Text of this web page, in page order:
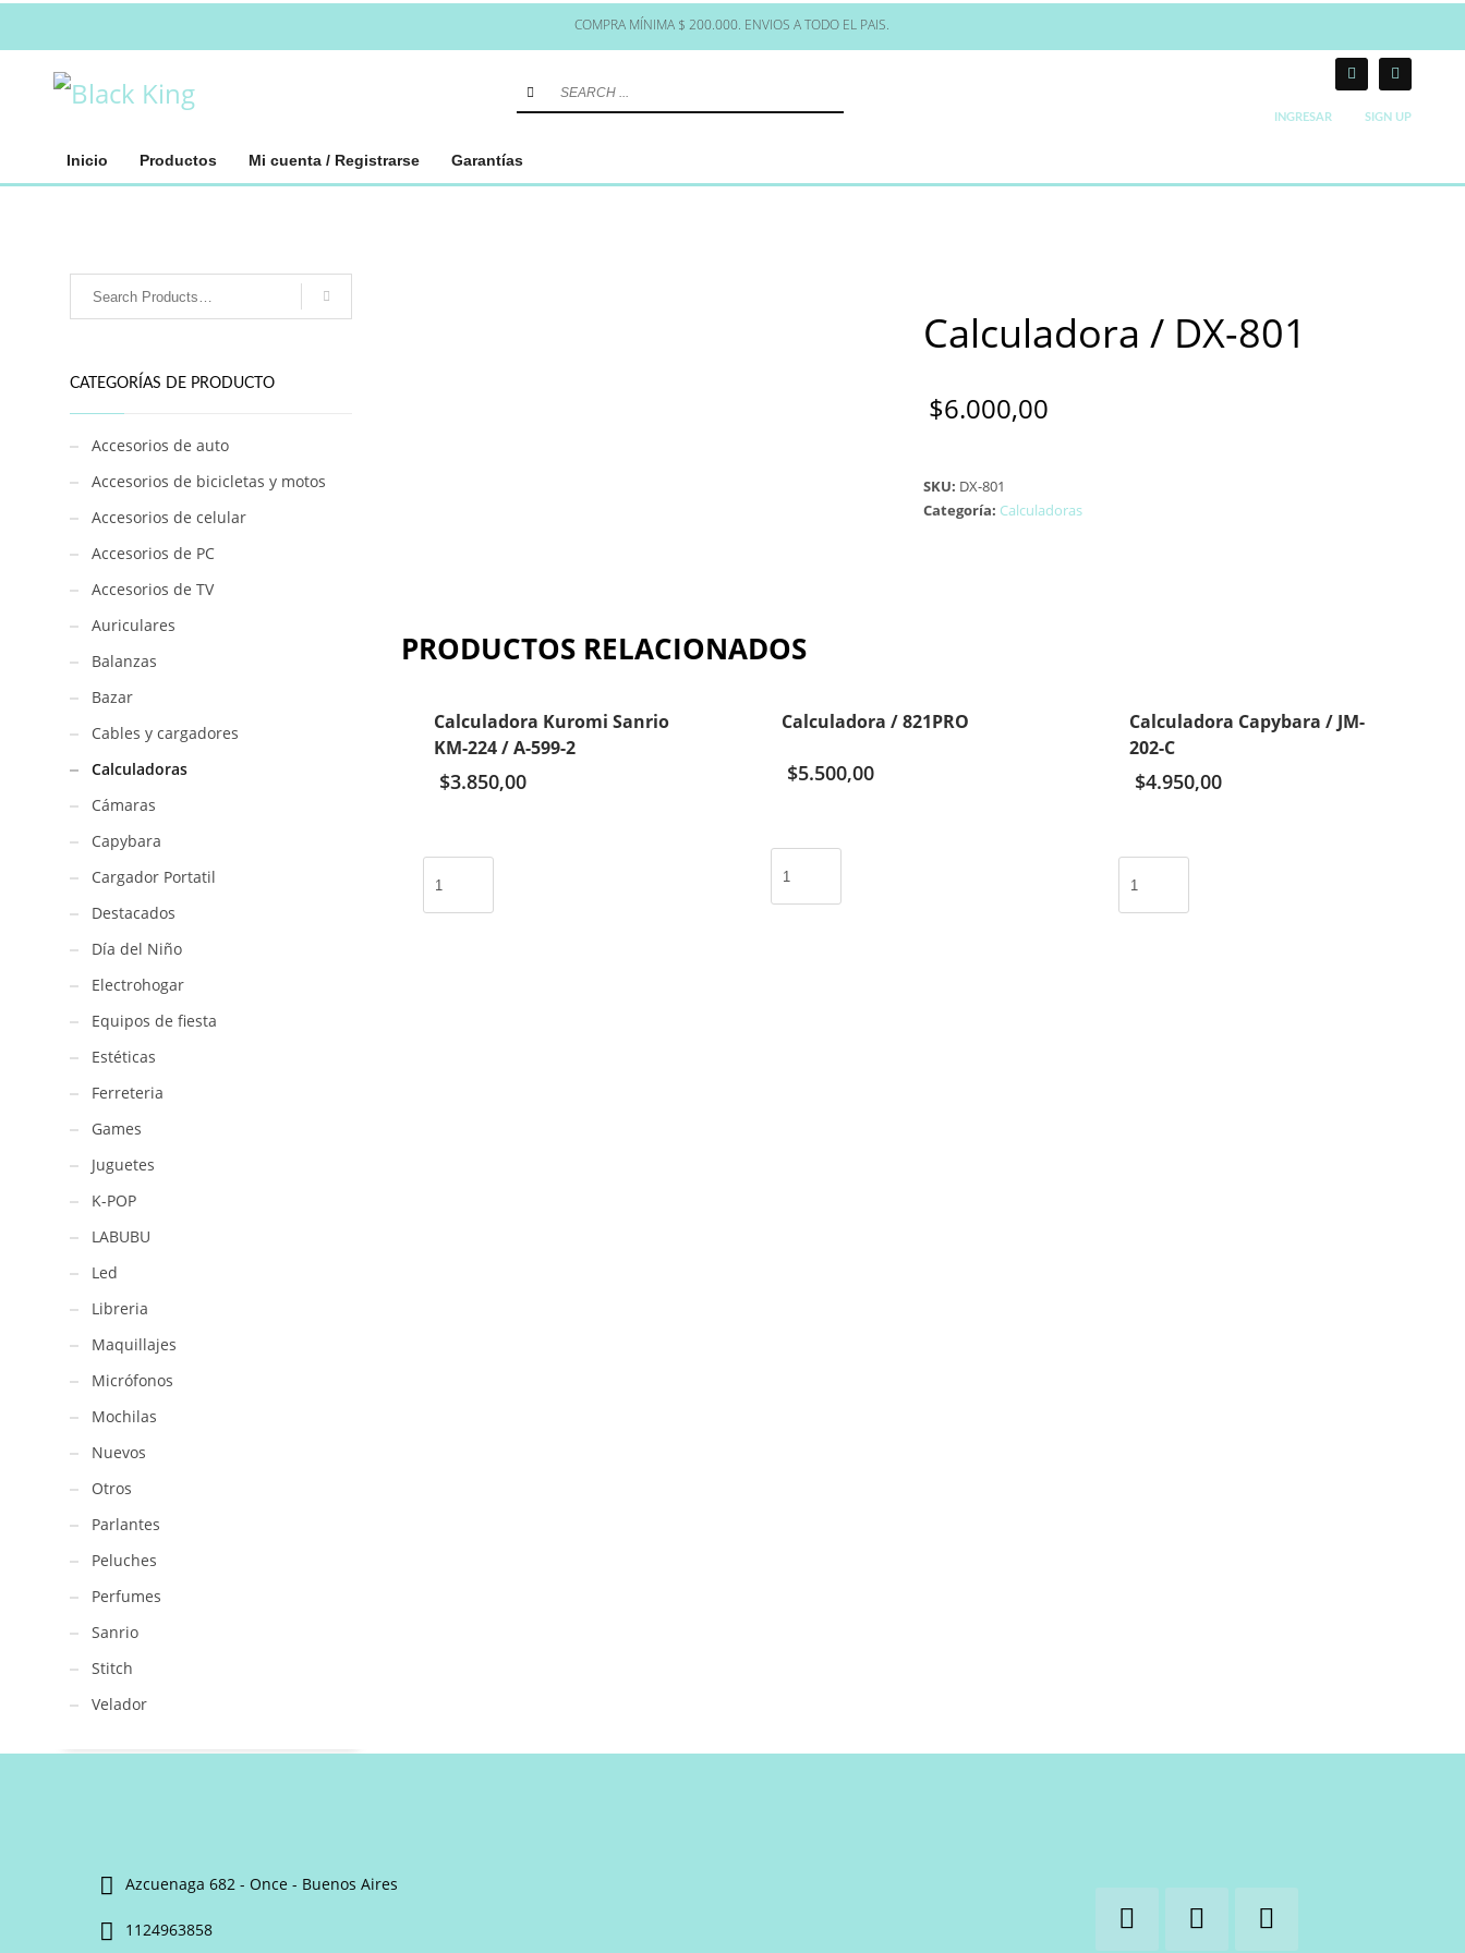
COMPRA MÍNIMA $ 200.000. ENVIOS A TODO EL PAIS.
INGRESAR SIGN UP
Inicio Productos Mi cuenta / Registrarse Garantías
Calculadora / DX-801
$6.000,00
SKU: DX-801
Categoría: Calculadoras
PRODUCTOS RELACIONADOS
Calculadora Kuromi Sanrio
KM-224 / A-599-2
$3.850,00
Kuromi
Sanrio
Calculadora / 821PRO
$5.500,00
821PRO
Calculadora Capybara / JM-
202-C
$4.950,00
Capybara
CATEGORÍAS DE PRODUCTO
Accesorios de auto
Accesorios de bicicletas y motos
Accesorios de celular
Accesorios de PC
Accesorios de TV
Auriculares
Balanzas
Bazar
Cables y cargadores
Calculadoras
Cámaras
Capybara
Cargador Portatil
Destacados
Día del Niño
Electrohogar
Equipos de fiesta
Estéticas
Ferreteria
Games
Juguetes
K-POP
LABUBU
Led
Libreria
Maquillajes
Micrófonos
Mochilas
Nuevos
Otros
Parlantes
Peluches
Perfumes
Sanrio
Stitch
Velador
Azcuenaga 682 - Once - Buenos Aires
1124963858